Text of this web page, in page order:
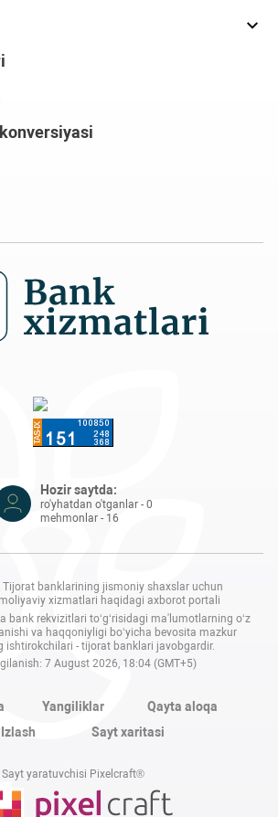
Hozir saytda:
ro'yhatdan o'tganlar - 0
mehmonlar - 16
banklarining jismoniy shaxslar uchun
xizmatlari haqidagi axborot portali
bank rekvizitlari to‘g‘risidagi ma'lumotlarning o‘z
va haqqoniyligi bo‘yicha bevosita mazkur
ishtirokchilari - tijorat banklari javobgardir.
7 August 2026, 18:04 (GMT+5)
Yangiliklar
Qayta aloqa
Izlash
Sayt xaritasi
Sayt yaratuvchisi Pixelcraft®